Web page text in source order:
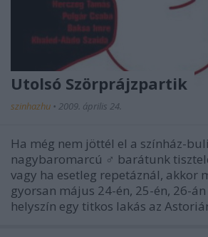
Utolsó Szörprájzpartik
szinhazhu • 2009. április 24.
Ha még nem jöttél el a színház-
nagybaromarcú ♂ barátunk
vagy ha esetleg repetáznál, akkor
gyorsan május 24-én, 25-én, 26-
helyszín egy titkos lakás az